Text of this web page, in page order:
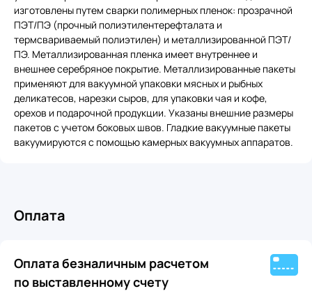
изготовлены путем сварки полимерных пленок: прозрачной
ПЭТ/ПЭ (прочный полиэтилентерефталата и
термсвариваемый полиэтилен) и металлизированной ПЭТ/
ПЭ. Металлизированная пленка имеет внутреннее и
внешнее серебряное покрытие. Металлизированные пакеты
применяют для вакуумной упаковки мясных и рыбных
деликатесов, нарезки сыров, для упаковки чая и кофе,
орехов и подарочной продукции. Указаны внешние размеры
пакетов с учетом боковых швов. Гладкие вакуумные пакеты
вакуумируются с помощью камерных вакуумных аппаратов.
Оплата
Оплата безналичным расчетом
по выставленному счету